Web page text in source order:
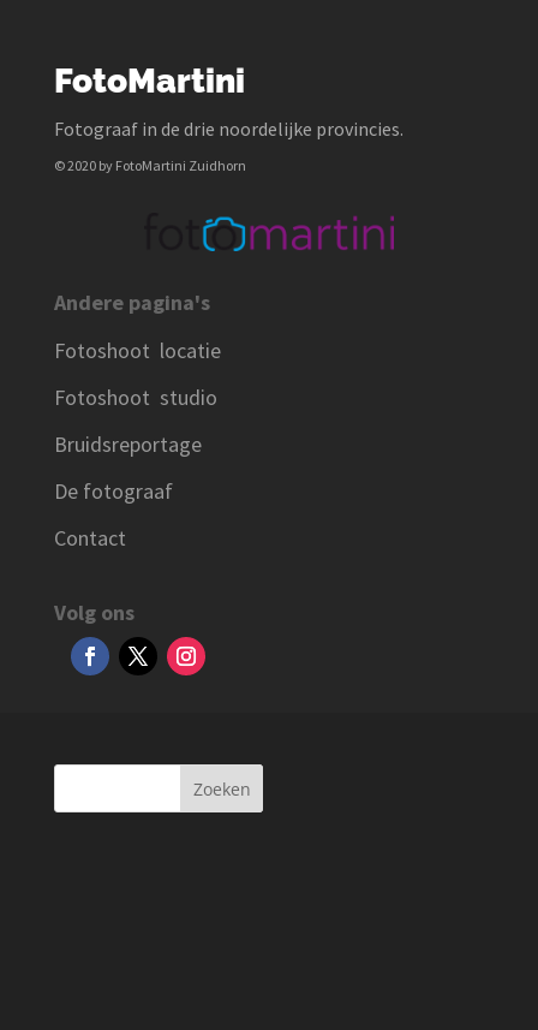
FotoMartini
Fotograaf in de drie noordelijke provincies.
© 2020 by FotoMartini Zuidhorn
Andere pagina's
Fotoshoot locatie
Fotoshoot studio
Bruidsreportage
De fotograaf
Contact
Volg ons